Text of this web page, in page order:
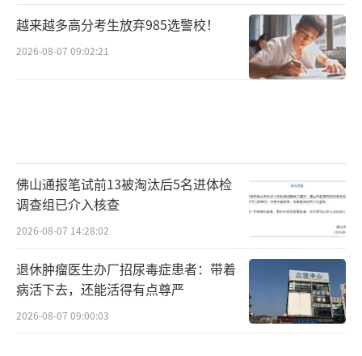
越来越多高分考生放弃985选警校！
2026-08-07 09:02:21
佛山通报笔试前13被淘汰后5名进体检
调查组已介入核查
2026-08-07 14:28:02
退休肿瘤医生办厂招尿毒症患者：带着
病活下去，还能活得有点尊严
2026-08-07 09:00:03